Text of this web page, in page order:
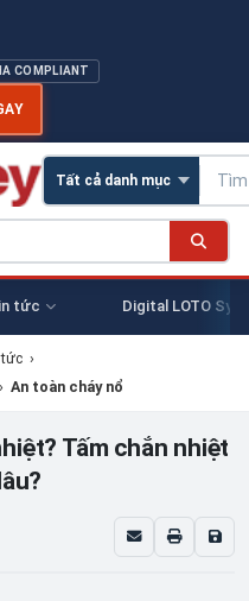
COMPLIANT
tức Digital LOTO
›
› An toàn cháy nổ
Tấm chắn nhiệt